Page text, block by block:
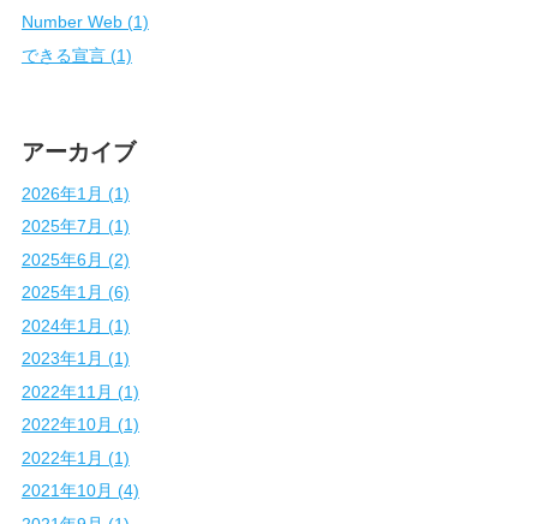
Number Web (1)
できる宣言 (1)
アーカイブ
2026年1月 (1)
2025年7月 (1)
2025年6月 (2)
2025年1月 (6)
2024年1月 (1)
2023年1月 (1)
2022年11月 (1)
2022年10月 (1)
2022年1月 (1)
2021年10月 (4)